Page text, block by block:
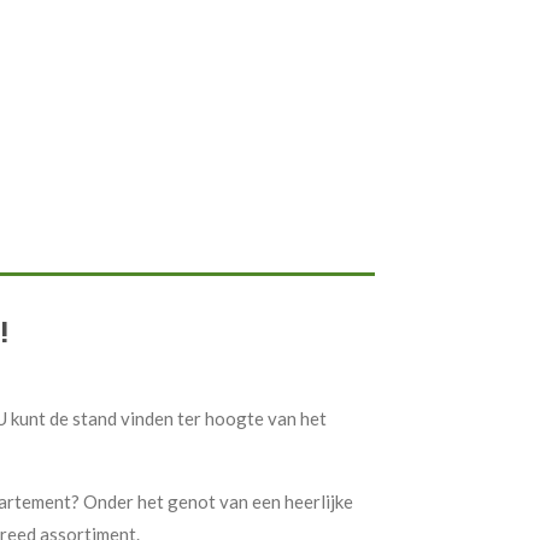
kunt de stand vinden ter hoogte van het
Onder het genot van een heerlijke
assortiment.